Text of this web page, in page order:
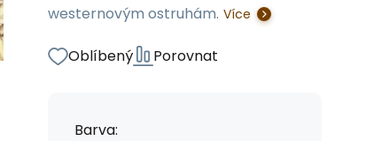
westernovým ostruhám. Více
Oblíbený Porovnat
Barva: